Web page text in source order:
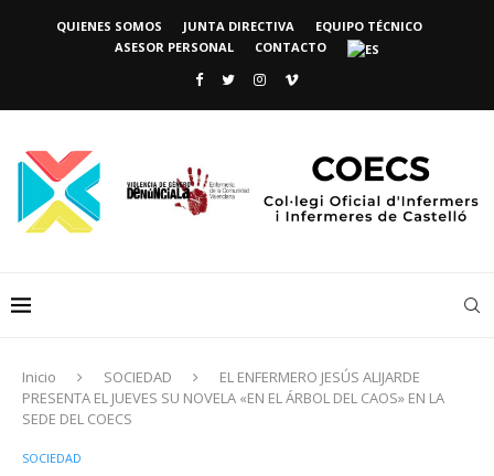
QUIENES SOMOS JUNTA DIRECTIVA
EQUIPO TÉCNICO
ASESOR PERSONAL
CONTACTO
Inicio SOCIEDAD
EL ENFERMERO JESÚS ALIJARDE
PRESENTA EL JUEVES SU NOVELA «EN EL ÁRBOL DEL CAOS» EN LA
SEDE DEL COECS
SOCIEDAD